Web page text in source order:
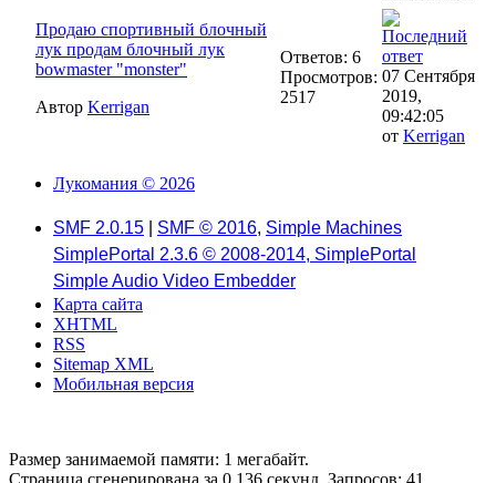
Продаю спортивный блочный
лук продам блочный лук
bowmaster "monster"
Автор Kerrigan
Ответов: 6
Просмотров:
2517
07 Сентября
2019,
09:42:05
от Kerrigan
Лукомания © 2026
SMF 2.0.15 SMF © 2016, Simple Machines
SimplePortal 2.3.6 © 2008-2014, SimplePortal
Simple Audio Video Embedder
Карта сайта
XHTML
RSS
Sitemap XML
Мобильная версия
Размер занимаемой памяти: 1 мегабайт.
Страница сгенерирована за 0.136 секунд. Запросов: 41.